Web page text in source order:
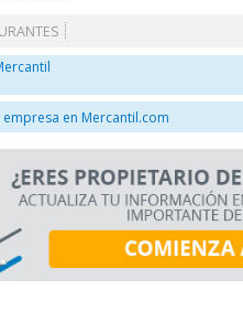
en Mercantil.com